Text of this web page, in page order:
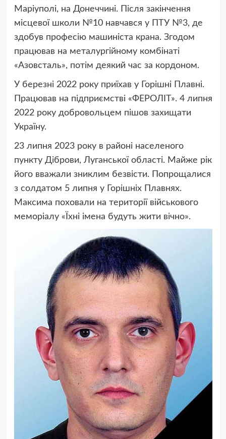
Маріуполі, на Донеччині. Після закінчення
місцевої школи №10 навчався у ПТУ №3, де
здобув професію машиніста крана. Згодом
працював на металургійному комбінаті
«Азовсталь», потім деякий час за кордоном.
У березні 2022 року приїхав у Горішні Плавні.
Працював на підприємстві «ФЕРОЛІТ». 4 липня
2022 року добровольцем пішов захищати
Україну.
23 липня 2023 року в районі населеного
пункту Діброви, Луганської області. Майже рік
його вважали зниклим безвісти. Попрощалися
з солдатом 5 липня у Горішніх Плавнях.
Максима поховали на території військового
меморіалу «Їхні імена будуть жити вічно».